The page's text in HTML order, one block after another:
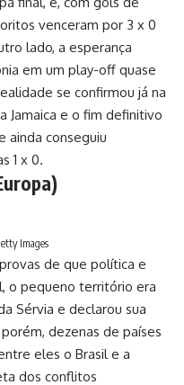
venceram por 3 x 0
lado, a esperança
em um play-off quase
se confirmou já na
Jamaica e o fim definitivo
ainda conseguiu
1 x 0.
Images
de que política e
o pequeno território era
Sérvia e declarou sua
dezenas de países
eles o Brasil e a
dos conflitos